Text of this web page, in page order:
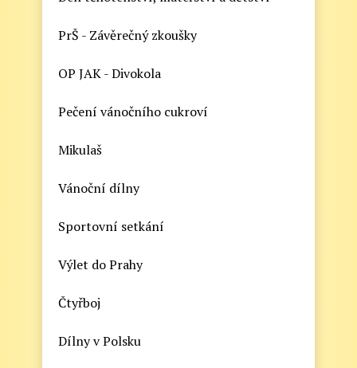
PrŠ - Závěrečný zkoušky
OP JAK - Divokola
Pečení vánočního cukroví
Mikulaš
Vánoční dílny
Sportovní setkání
Výlet do Prahy
Čtyřboj
Dílny v Polsku